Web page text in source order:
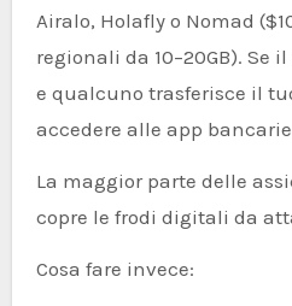
Airalo, Holafly o Nomad
regionali da 10–20GB). Se
e qualcuno trasferisce il
accedere alle app
La maggior parte delle
copre le frodi digitali da
Cosa fare invece: